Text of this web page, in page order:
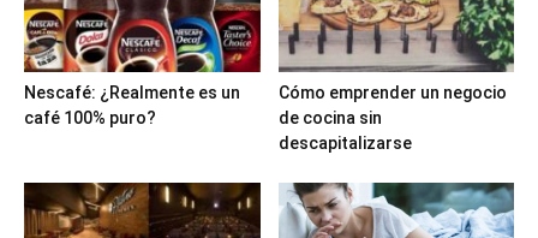
Nescafé: ¿Realmente es un
café 100% puro?
Cómo emprender un negocio
de cocina sin
descapitalizarse